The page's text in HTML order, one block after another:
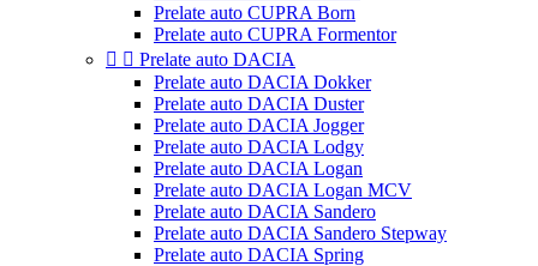
Prelate auto CUPRA Born
Prelate auto CUPRA Formentor
  Prelate auto DACIA
Prelate auto DACIA Dokker
Prelate auto DACIA Duster
Prelate auto DACIA Jogger
Prelate auto DACIA Lodgy
Prelate auto DACIA Logan
Prelate auto DACIA Logan MCV
Prelate auto DACIA Sandero
Prelate auto DACIA Sandero Stepway
Prelate auto DACIA Spring